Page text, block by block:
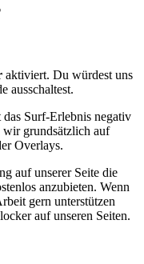
aktiviert. Du würdest uns
ausschaltest.
Surf-Erlebnis negativ
wir grundsätzlich auf
Overlays.
auf unserer Seite die
anzubieten. Wenn
gern unterstützen
auf unseren Seiten.